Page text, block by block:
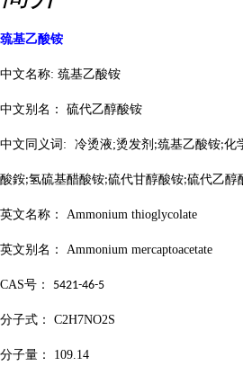
巯基乙酸铵
中文名称: 巯基乙酸铵
中文别名： 硫代乙醇酸铵
中文同义词 : 冷烫液;烫发剂 ;巯基乙酸铵;化
酸銨;氢硫基醋酸铵;硫代甘醇酸铵;硫代乙醇
英文名称： Ammonium thioglycolate
英文别名： Ammonium mercaptoacetate
CAS号： 5421-46-5
分子式： C2H7NO2S
分子量： 109.14